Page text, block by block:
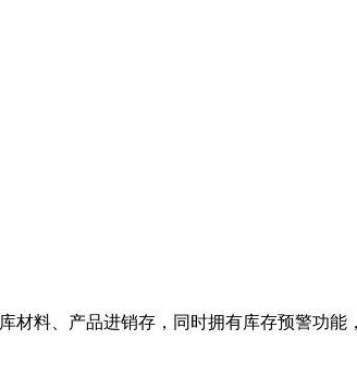
材料、产品进销存，同时拥有库存预警功能